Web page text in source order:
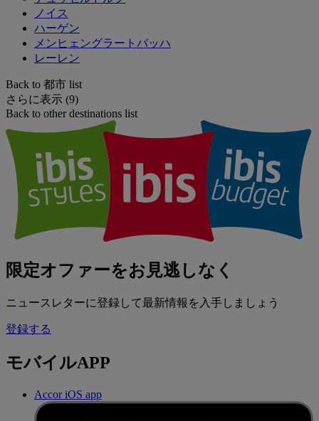
ノイス
ハーゲン
メンヒェングラートバッハ
レーレン
Back to 都市 list
さらに表示 (9)
Back to other destinations list
限定オファーをお見逃しなく
ニュースレターに登録して最新情報を入手しましょう
登録する
モバイルAPP
Accor iOS app